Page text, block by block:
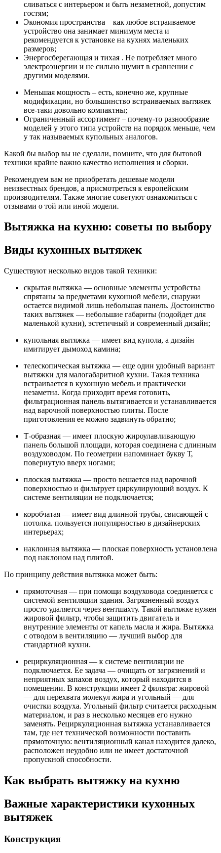
сливаться с интерьером и быть незаметной, допустим
гостям;
Экономия пространства – как любое встраиваемое
устройство она занимает минимум места и
рекомендуется к установке на кухнях маленьких
размеров;
Энергосберегающая и тихая . Не потребляет много
электроэнергии и не сильно шумит в сравнении с
другими моделями.
Меньшая мощность – есть, конечно же, крупные
модификации, но большинство встраиваемых вытяжек
все-таки довольно компактны;
Ограниченный ассортимент – почему-то разнообразие
моделей у этого типа устройств на порядок меньше, чем
у так называемых купольных аналогов.
Какой бы выбор вы не сделали, помните, что для бытовой
техники крайне важно качество исполнения и сборки.
Рекомендуем вам не приобретать дешевые модели
неизвестных брендов, а присмотреться к европейским
производителям. Также многие советуют ознакомиться с
отзывами о той или иной модели.
Вытяжка на кухню: советы по выбору
Виды кухонных вытяжек
Существуют несколько видов такой техники:
скрытая вытяжка — основные элементы устройства
спрятаны за предметами кухонной мебели, снаружи
остается видимой лишь небольшая панель. Достоинство
таких вытяжек — небольшие габариты (подойдет для
маленькой кухни), эстетичный и современный дизайн;
купольная вытяжка — имеет вид купола, а дизайн
имитирует дымоход камина;
телескопическая вытяжка — еще один удобный вариант
вытяжки для малогабаритной кухни. Такая техника
встраивается в кухонную мебель и практически
незаметна. Когда приходит время готовить,
фильтрационная панель вытягивается и устанавливается
над варочной поверхностью плиты. После
приготовления ее можно задвинуть обратно;
Т-образная — имеет плоскую жироулавливающую
панель большой площади, которая соединена с длинным
воздуховодом. По геометрии напоминает букву Т,
повернутую вверх ногами;
плоская вытяжка — просто вешается над варочной
поверхностью и фильтрует циркулирующий воздух. К
системе вентиляции не подключается;
коробчатая — имеет вид длинной трубы, свисающей с
потолка. пользуется популярностью в дизайнерских
интерьерах;
наклонная вытяжка — плоская поверхность установлена
под наклоном над плитой.
По принципу действия вытяжка может быть:
прямоточная — при помощи воздуховода соединяется с
системой вентиляции здания. Загрязненный воздух
просто удаляется через вентшахту. Такой вытяжке нужен
жировой фильтр, чтобы защитить двигатель и
внутренние элементы от капель масла и жира. Вытяжка
с отводом в вентиляцию — лучший выбор для
стандартной кухни.
рециркуляционная — к системе вентиляции не
подключается. Ее задача — очищать от загрязнений и
неприятных запахов воздух, который находится в
помещении. В конструкции имеет 2 фильтра: жировой
— для перехвата молекул жира и угольный — для
очистки воздуха. Угольный фильтр считается расходным
материалом, и раз в несколько месяцев его нужно
заменять. Рециркуляционная вытяжка устанавливается
там, где нет технической возможности поставить
прямоточную: вентиляционный канал находится далеко,
расположен неудобно или не имеет достаточной
пропускной способности.
Как выбрать вытяжку на кухню
Важные характеристики кухонных
вытяжек
Конструкция